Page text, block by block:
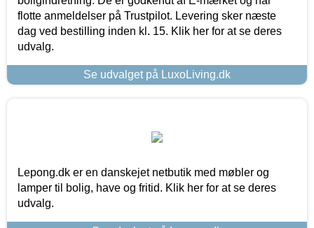
flotte anmeldelser på Trustpilot. Levering sker næste
dag ved bestilling inden kl. 15. Klik her for at se deres
udvalg.
Se udvalget på LuxoLiving.dk
Lepong.dk er en danskejet netbutik med møbler og
lamper til bolig, have og fritid. Klik her for at se deres
udvalg.